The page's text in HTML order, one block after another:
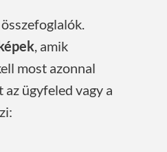
, amik
most azonnal
ügyfeled vagy a